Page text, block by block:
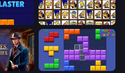
Tiles of the Simpsons
Hidden Object: Clues and Mysteries Blocks and that’s it